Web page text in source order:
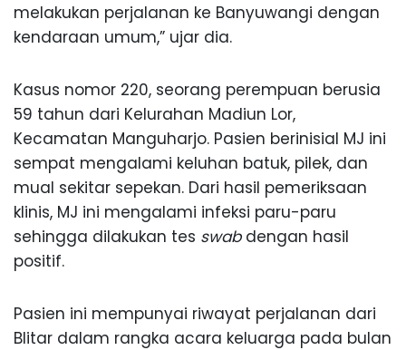
melakukan perjalanan ke Banyuwangi dengan
kendaraan umum,” ujar dia.
Kasus nomor 220, seorang perempuan berusia
59 tahun dari Kelurahan Madiun Lor,
Kecamatan Manguharjo. Pasien berinisial MJ ini
sempat mengalami keluhan batuk, pilek, dan
mual sekitar sepekan. Dari hasil pemeriksaan
klinis, MJ ini mengalami infeksi paru-paru
sehingga dilakukan tes swab dengan hasil
positif.
Pasien ini mempunyai riwayat perjalanan dari
Blitar dalam rangka acara keluarga pada bulan